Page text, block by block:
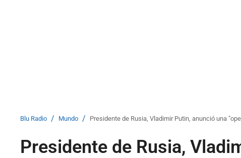
Blu Radio / Mundo / Presidente de Rusia, Vladimir Putin, anunció una
Presidente de Rusia,